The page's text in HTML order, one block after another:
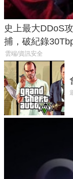
史上最大DDoS
捕，破紀錄
雲端/資訊安全